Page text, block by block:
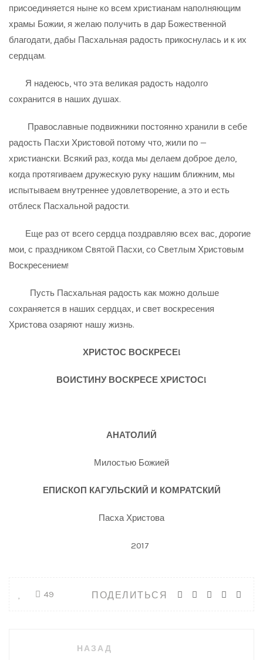
присоединяется ныне ко всем христианам наполняющим
храмы Божии, я желаю получить в дар Божественной
благодати, дабы Пасхальная радость прикоснулась и к их
сердцам.
Я надеюсь, что эта великая радость надолго
сохранится в наших душах.
Православные подвижники постоянно хранили в себе
радость Пасхи Христовой потому что, жили по —
христиански. Всякий раз, когда мы делаем доброе дело,
когда протягиваем дружескую руку нашим ближним, мы
испытываем внутреннее удовлетворение, а это и есть
отблеск Пасхальной радости.
Еще раз от всего сердца поздравляю всех вас, дорогие
мои, с праздником Святой Пасхи, со Светлым Христовым
Воскресением!
Пусть Пасхальная радость как можно дольше
сохраняется в наших сердцах, и свет воскресения
Христова озаряют нашу жизнь.
ХРИСТОС ВОСКРЕСЕ!
ВОИСТИНУ ВОСКРЕСЕ ХРИСТОС!
АНАТОЛИЙ
Милостью Божией
ЕПИСКОП КАГУЛЬСКИЙ И КОМРАТСКИЙ
Пасха Христова
2017
ПОДЕЛИТЬСЯ
49
НАЗАД